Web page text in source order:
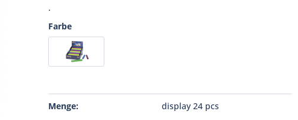
.
Farbe
Menge: display 24 pcs